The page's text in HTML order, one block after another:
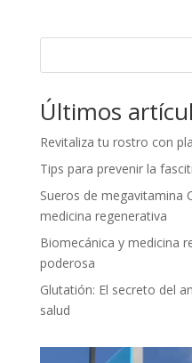
Últimos
Revitaliza tu rostro con
Tips para prevenir la
Sueros de megavitamina
medicina regenerativa
Biomecánica y medicina
poderosa
Glutatión: El secreto del
salud